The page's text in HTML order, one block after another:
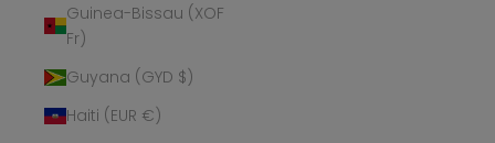
Guinea-Bissau (XOF
Fr)
Guyana (GYD $)
Haiti (EUR €)